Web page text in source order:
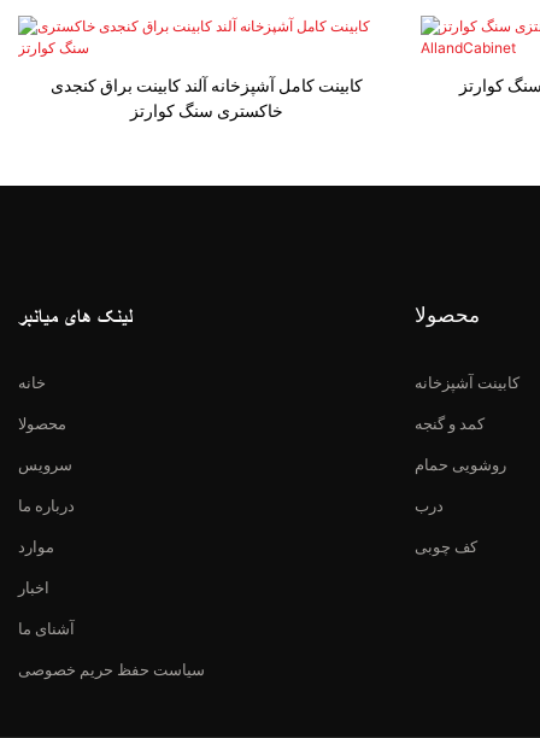
کابینت کامل آشپزخانه آلند کابینت براق کنجدی
خاکستری سنگ کوارتز
کوارتز
لینک های میانبر
خانه
محصولا
سرویس
درباره ما
موارد
اخبار
آشنای ما
سیاست حفظ حریم خصوصی
محصولا
کابینت آشپزخانه
کمد و گنجه
روشویی حمام
درب
کف چوبی